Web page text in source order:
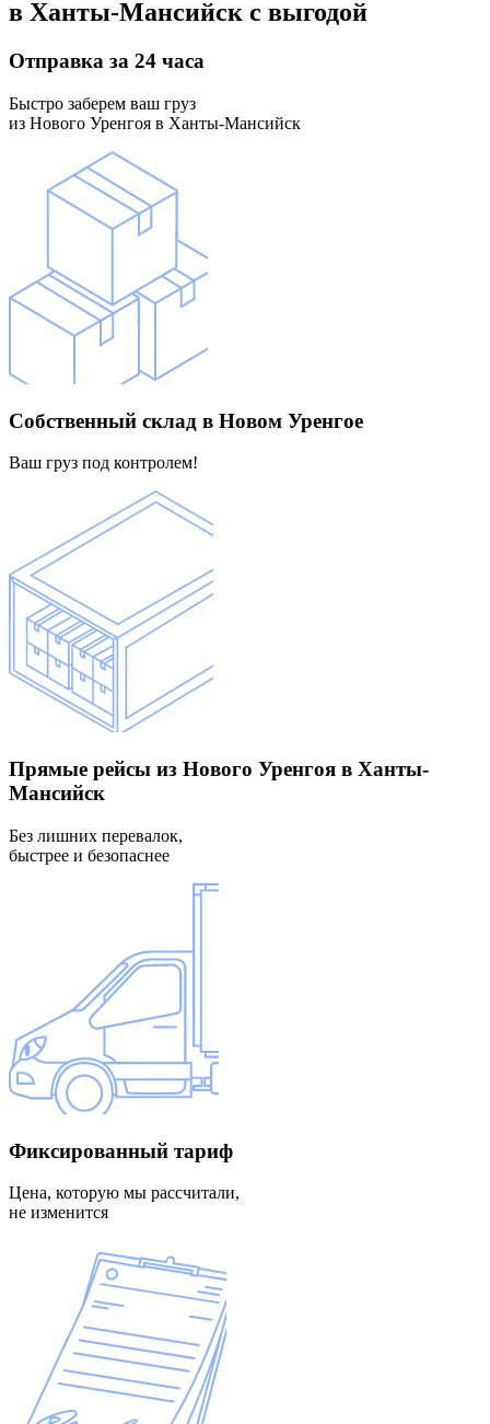
в Ханты-Мансийск с выгодой
Отправка за 24 часа
Быстро заберем ваш груз
из Нового Уренгоя в Ханты-Мансийск
Собственный склад в Новом Уренгое
Ваш груз под контролем!
Прямые рейсы из Нового Уренгоя в Ханты-
Мансийск
Без лишних перевалок,
быстрее и безопаснее
Фиксированный тариф
Цена, которую мы рассчитали,
не изменится